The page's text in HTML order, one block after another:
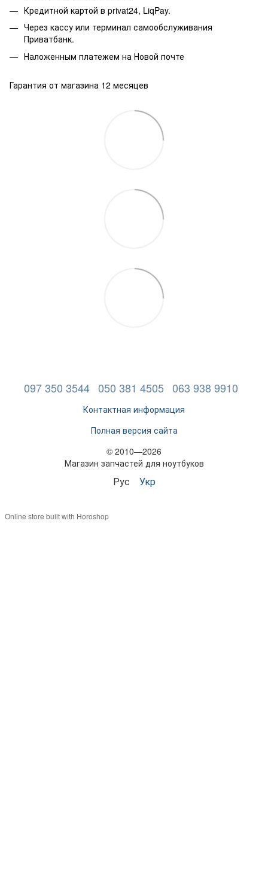
Кредитной картой в privat24, LiqPay.
Через кассу или терминал самообслуживания
Приватбанк.
Наложенным платежем на Новой почте
Гарантия от магазина 12 месяцев
097 350 3544 050 381 4505 063 938 9910
Контактная информация
Полная версия сайта
© 2010—2026
Магазин запчастей для ноутбуков
Рус Укр
Online store built with Horoshop